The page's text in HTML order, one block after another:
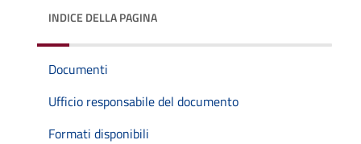
INDICE DELLA PAGINA
Documenti
Ufficio responsabile del documento
Formati disponibili